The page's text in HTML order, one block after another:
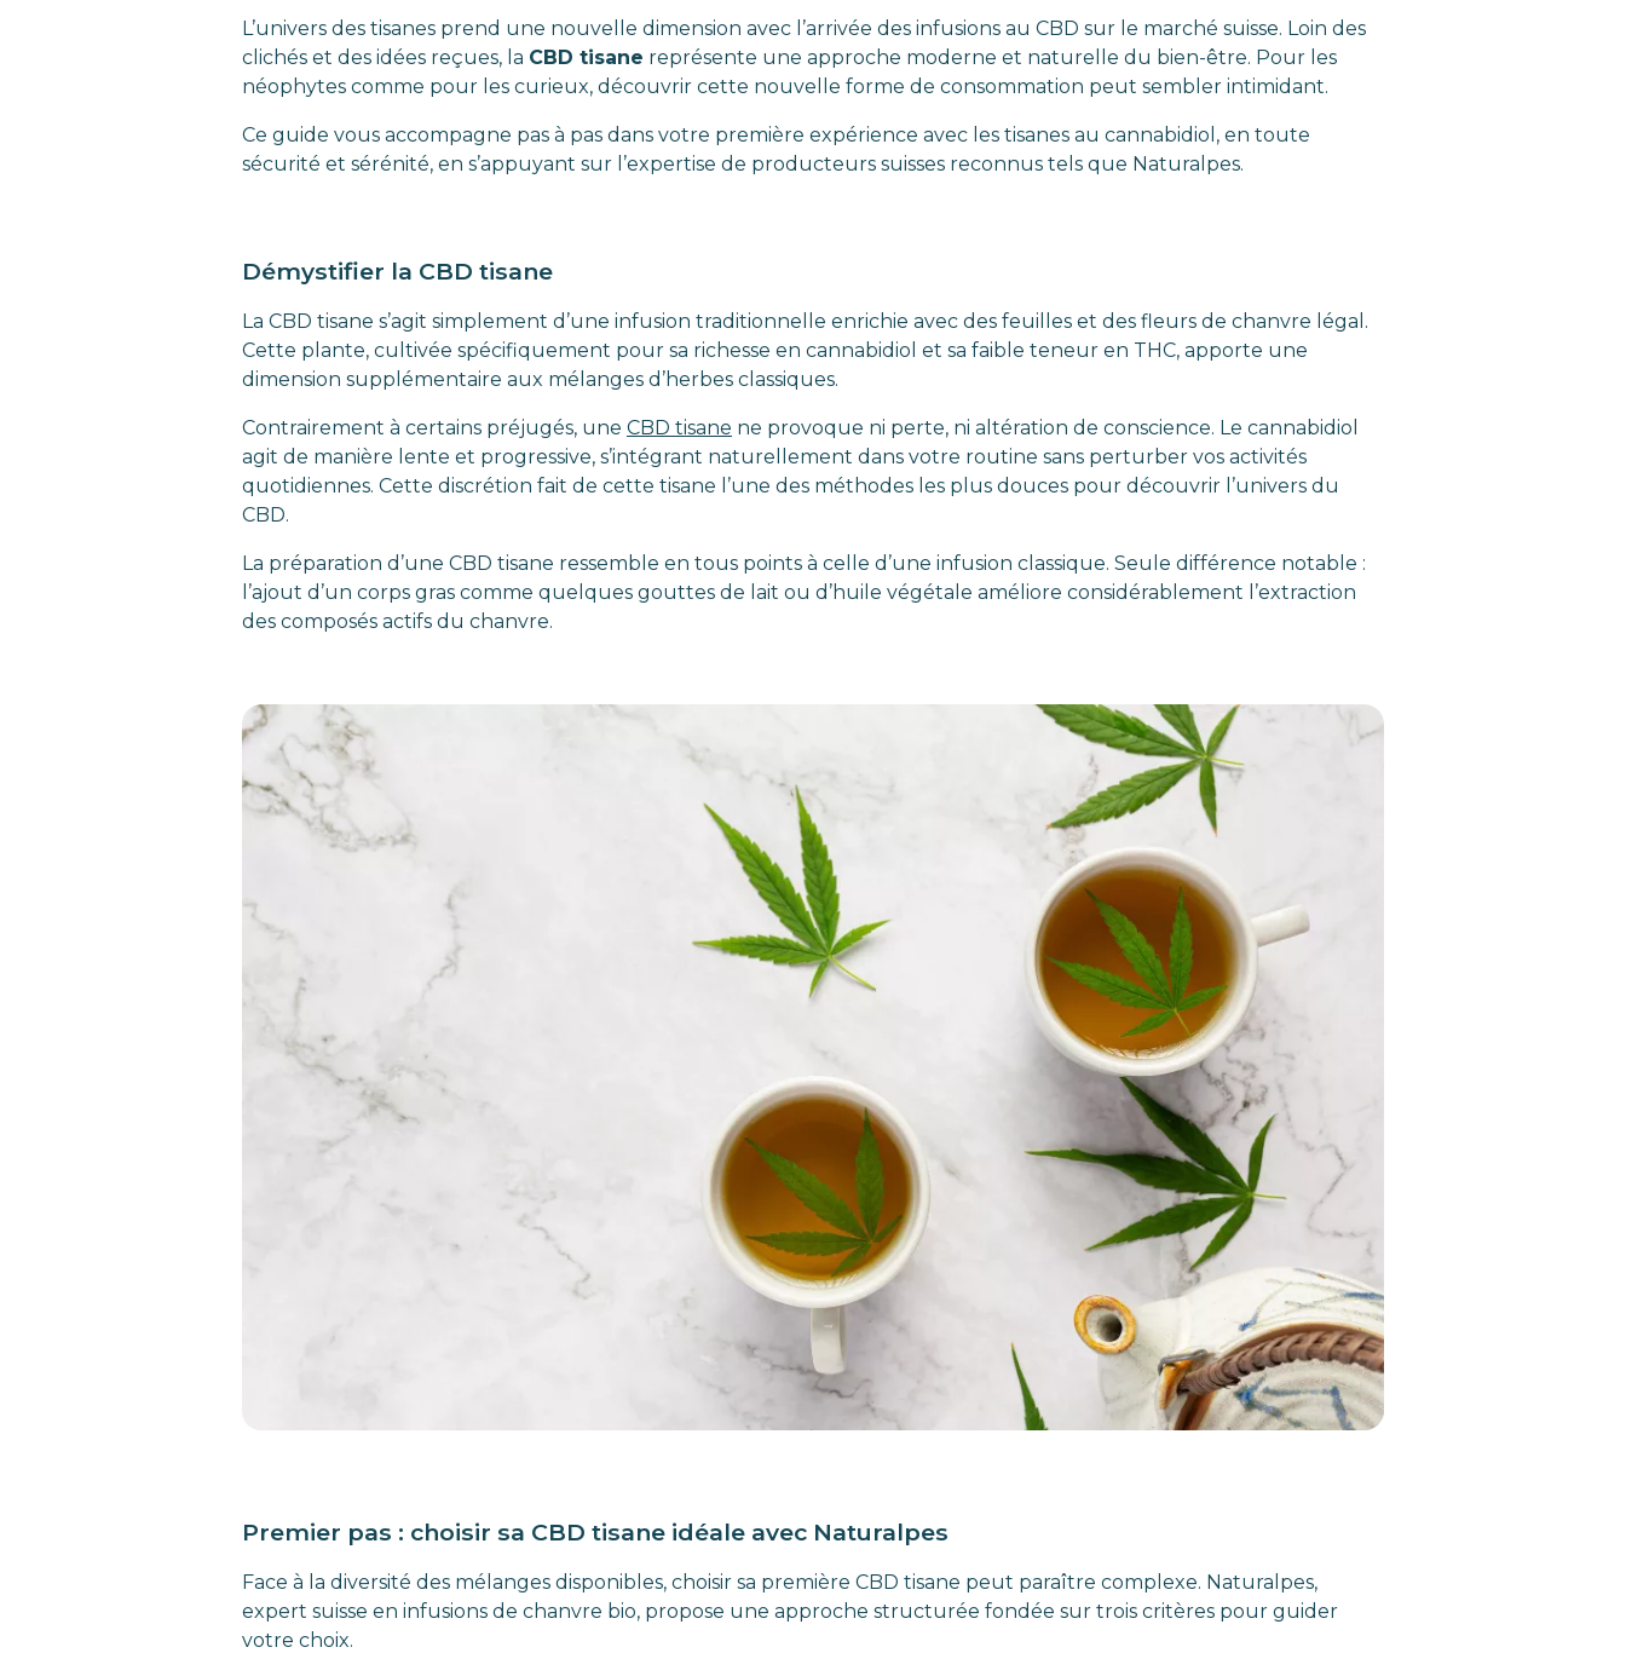
L’univers des tisanes prend une nouvelle dimension avec l’arrivée des infusions au CBD sur le marché suisse. Loin des
clichés et des idées reçues, la CBD tisane représente une approche moderne et naturelle du bien-être. Pour les
néophytes comme pour les curieux, découvrir cette nouvelle forme de consommation peut sembler intimidant.
Ce guide vous accompagne pas à pas dans votre première expérience avec les tisanes au cannabidiol, en toute
sécurité et sérénité, en s’appuyant sur l’expertise de producteurs suisses reconnus tels que Naturalpes.
Démystifier la CBD tisane
La CBD tisane s’agit simplement d’une infusion traditionnelle enrichie avec des feuilles et des fleurs de chanvre légal.
Cette plante, cultivée spécifiquement pour sa richesse en cannabidiol et sa faible teneur en THC, apporte une
dimension supplémentaire aux mélanges d’herbes classiques.
Contrairement à certains préjugés, une CBD tisane ne provoque ni perte, ni altération de conscience. Le cannabidiol
agit de manière lente et progressive, s’intégrant naturellement dans votre routine sans perturber vos activités
quotidiennes. Cette discrétion fait de cette tisane l’une des méthodes les plus douces pour découvrir l’univers du
CBD.
La préparation d’une CBD tisane ressemble en tous points à celle d’une infusion classique. Seule différence notable :
l’ajout d’un corps gras comme quelques gouttes de lait ou d’huile végétale améliore considérablement l’extraction
des composés actifs du chanvre.
Premier pas : choisir sa CBD tisane idéale avec Naturalpes
Face à la diversité des mélanges disponibles, choisir sa première CBD tisane peut paraître complexe. Naturalpes,
expert suisse en infusions de chanvre bio, propose une approche structurée fondée sur trois critères pour guider
votre choix.